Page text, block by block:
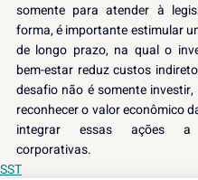
somente para atender à
forma, é importante estimular
de longo prazo, na qual o
bem-estar reduz custos
desafio não é somente
reconhecer o valor econômico
integrar essas ações a
corporativas.
SST